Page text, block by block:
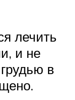
лечить
и не
в